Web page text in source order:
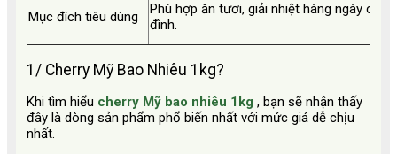
Mục đích tiêu dùng
Phù hợp ăn tươi, giải nhiệt hàng ngày cho
đình.
1/ Cherry Mỹ Bao Nhiêu 1kg?
Khi tìm hiểu cherry Mỹ bao nhiêu 1kg , bạn sẽ nhận thấy
đây là dòng sản phẩm phổ biến nhất với mức giá dễ chịu
nhất.